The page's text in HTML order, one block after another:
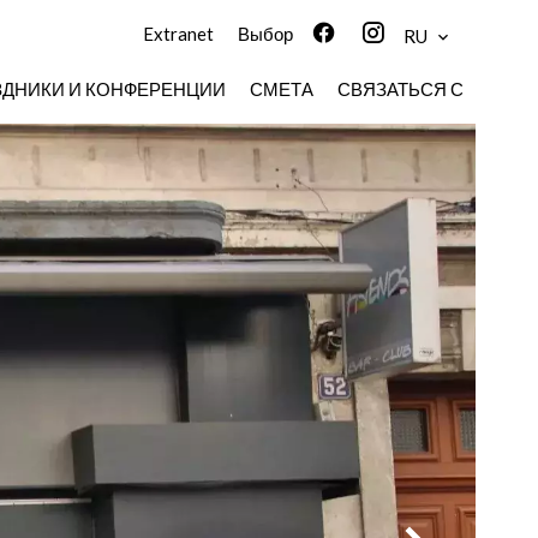
Extranet Выбор RU
И КОНФЕРЕНЦИИ СМЕТА СВЯЗАТЬСЯ С